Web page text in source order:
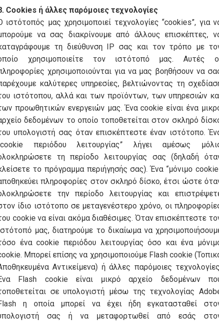
Cookies ή άλλες παρόμοιες τεχνολογίες
ιστότοπός μας χρησιμοποιεί τεχνολογίες “cookies”, για
να σας διακρίνουμε από άλλους επισκέπτες,
τη διεύθυνση IP σας και τον τρόπο με
χρησιμοποιείτε τον ιστότοπό μας. Αυτές
χρησιμοποιούνται για να μας βοηθήσουν να
καλύτερες υπηρεσίες, βελτιώνοντας τη
ιστότοπου, αλλά και των προϊόντων, των υπηρεσιών
προωθητικών ενεργειών μας. Ένα cookie είναι ένα
δεδομένων το οποίο τοποθετείται στον σκληρό
υπολογιστή σας όταν επισκέπτεστε έναν ιστότοπο.
περιόδου λειτουργίας” λήγει αμέσως
τη περίοδο λειτουργίας σας (δηλαδή
το πρόγραμμα περιήγησής σας). Ένα “μόνιμο
πληροφορίες στον σκληρό δίσκο, έτσι ώστε
την περίοδο λειτουργίας και
ίδιο ιστότοπο σε μεταγενέστερο χρόνο, οι
cookie να είναι ακόμα διαθέσιμες. Όταν επισκέπτεστε
μας, διατηρούμε το δικαίωμα να
ένα cookie περιόδου λειτουργίας όσο και ένα
Μπορεί επίσης να χρησιμοποιούμε Flash cookie
Αντικείμενα) ή άλλες παρόμοιες
Flash cookie είναι μικρό αρχείο δεδομένων
σε υπολογιστή μέσω της τεχνολογίας
η οποία μπορεί να έχει ήδη εγκατασταθεί
σας ή να μεταφορτωθεί από εσάς